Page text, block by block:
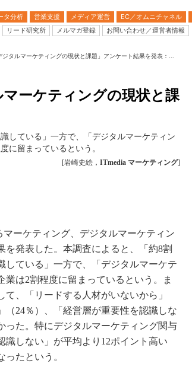
タ分析 営業支援 メディア運営 EC／オムニチャネル
リード研究所 メルマガ登録 お問い合わせ／運営者情報
タルマーケティングの現状と課題」アンケート結果を発表：...
ーケティングの現状と課
している」一方で、「デジタルマーケティン
に留まっているという。
[岩崎史絵， ITmedia マーケティング]
ーケティング、デジタルマーケティン
発表した。本調査によると、「約8割
ている」一方で、「デジタルマーケテ
は2割程度に留まっているという。ま
、「リードする人材がいないから」
（24％）、「経営層が重要性を認識しな
った。特にデジタルマーケティング関与
しない」が平均より12ポイント高い
たという。